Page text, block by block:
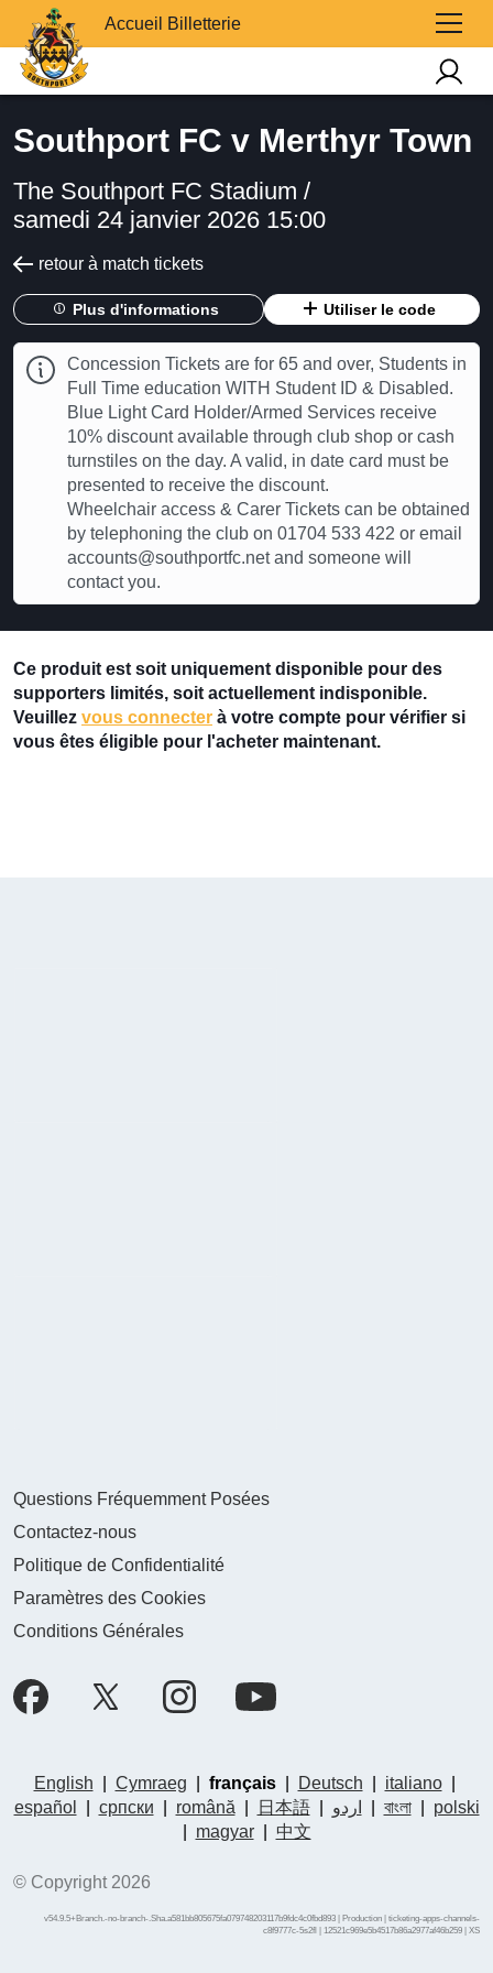
Accueil Billetterie
Southport FC v Merthyr Town
The Southport FC Stadium /
samedi 24 janvier 2026 15:00
retour à match tickets
Plus d'informations Utiliser le code
Concession Tickets are for 65 and over, Students in
Full Time education WITH Student ID & Disabled.
Blue Light Card Holder/Armed Services receive
10% discount available through club shop or cash
turnstiles on the day. A valid, in date card must be
presented to receive the discount.
Wheelchair access & Carer Tickets can be obtained
by telephoning the club on 01704 533 422 or email
accounts@southportfc.net and someone will
contact you.
Ce produit est soit uniquement disponible pour des
supporters limités, soit actuellement indisponible.
Veuillez vous connecter à votre compte pour vérifier si
vous êtes éligible pour l'acheter maintenant.
Questions Fréquemment Posées
Contactez-nous
Politique de Confidentialité
Paramètres des Cookies
Conditions Générales
English Cymraeg français| Deutsch italiano|
español
српски română 日本語| اردو বাংলা|
polski
magyar| 中文
© Copyright 2026
v54.9.5+Branch.-no-branch-.Sha.a581bb805675fa079748203117b9fdc4c0fbd893 | Production | ticketing-apps-channels-
c8f9777c-5s2fl | 12521c969e5b4517b86a2977af46b259 | XS